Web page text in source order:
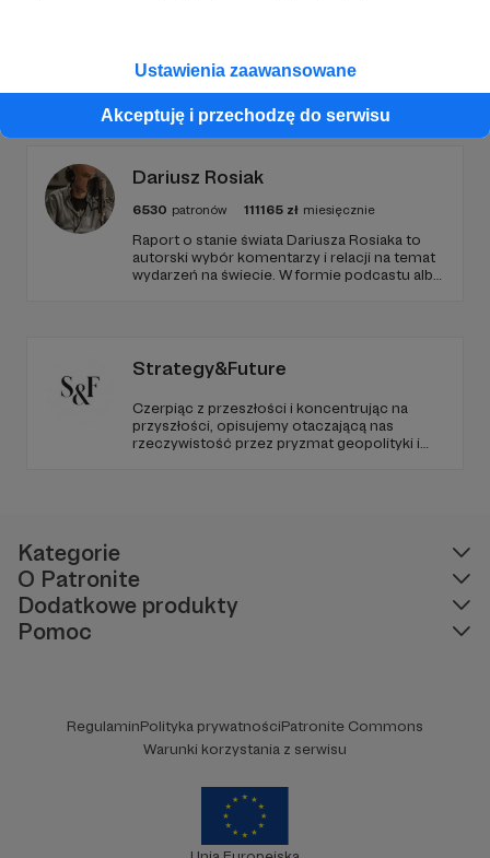
Ustawienia zaawansowane
Akceptuję i przechodzę do serwisu
Promowani autorzy
Dariusz Rosiak
6530 patronów 111165 zł miesięcznie
Raport o stanie świata Dariusza Rosiaka to
autorski wybór komentarzy i relacji na temat
wydarzeń na świecie. W formie podcastu albo
Strategy&Future
Czerpiąc z przeszłości i koncentrując na
przyszłości, opisujemy otaczającą nas
rzeczywistość przez pryzmat geopolityki i
Kategorie
O Patronite
Dodatkowe produkty
Pomoc
RegulaminPolityka prywatnościPatronite Commons
Warunki korzystania z serwisu